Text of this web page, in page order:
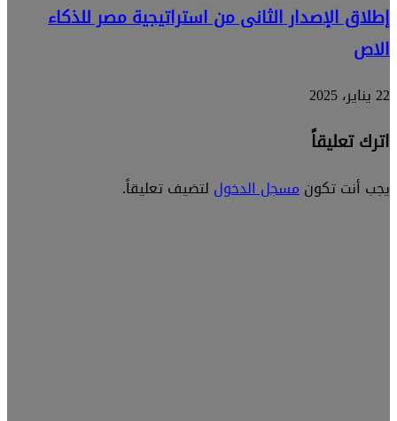
إطلاق الإصدار الثانى من استراتيجية مصر للذكاء
الاص
22 يناير، 2025
اترك تعليقاً
يجب أنت تكونمسجل الدخول لتضيف تعليقاً.